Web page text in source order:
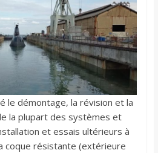
le démontage, la révision et la
la plupart des systèmes et
et essais ultérieurs à
coque résistante (extérieure